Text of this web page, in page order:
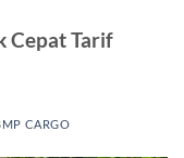
Cepat Tarif
CARGO